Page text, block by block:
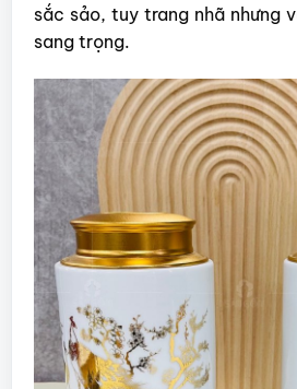
sắc sảo, tuy trang nhã nhưng
sang trọng.